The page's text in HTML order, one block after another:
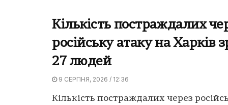
Кількість постраждалих
російську атаку на Харків
27 людей
9 СЕРПНЯ, 2026 / 12:36
Кількість постраждалих через